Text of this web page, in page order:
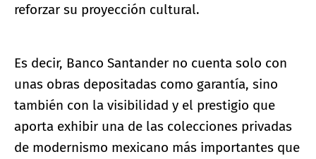
reforzar su proyección cultural.
Es decir, Banco Santander no cuenta solo con
unas obras depositadas como garantía, sino
también con la visibilidad y el prestigio que
aporta exhibir una de las colecciones privadas
de modernismo mexicano más importantes que